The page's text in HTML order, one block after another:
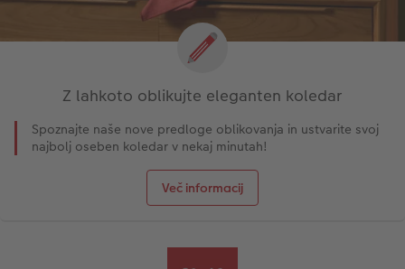
Z lahkoto oblikujte eleganten koledar
Spoznajte naše nove predloge oblikovanja in ustvarite svoj
najbolj oseben koledar v nekaj minutah!
Več informacij